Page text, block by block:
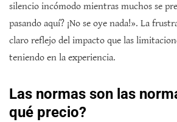
silencio incómodo mientras muchos se
pasando aquí? ¡No se oye nada!». La
claro reflejo del impacto que las
teniendo en la experiencia.
Las normas son las
qué precio?